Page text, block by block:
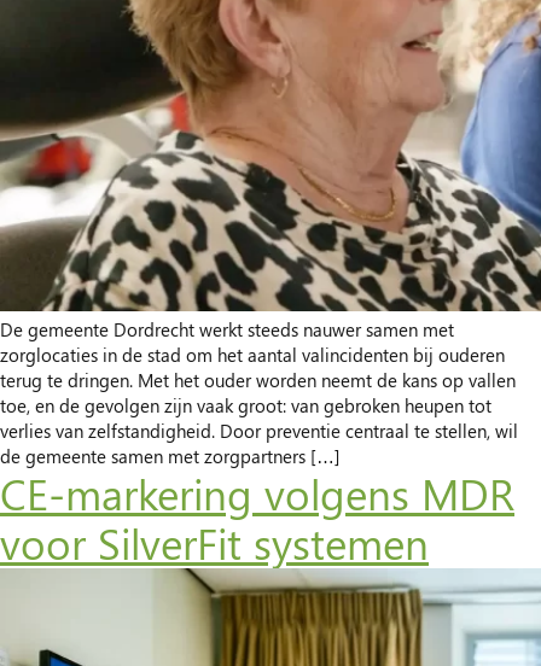
De gemeente Dordrecht werkt steeds nauwer samen met
zorglocaties in de stad om het aantal valincidenten bij ouderen
terug te dringen. Met het ouder worden neemt de kans op vallen
toe, en de gevolgen zijn vaak groot: van gebroken heupen tot
verlies van zelfstandigheid. Door preventie centraal te stellen, wil
de gemeente samen met zorgpartners […]
CE-markering volgens MDR
voor SilverFit systemen